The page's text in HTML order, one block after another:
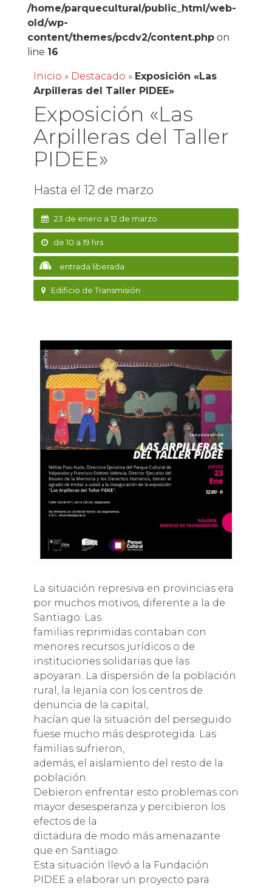
/home/parquecultural/public_html/web-
old/wp-
content/themes/pcdv2/content.phpon
line 16
Inicio » Destacado » Exposición «Las
Arpilleras del Taller PIDEE»
Exposición «Las
Arpilleras del Taller
PIDEE»
Hasta el 12 de marzo
23 de enero a 12 de marzo
de 10 a 19 hrs
entrada liberada
Edificio de Transmisión
La situación represiva en provincias era
por muchos motivos, diferente a la de
Santiago. Las
familias reprimidas contaban con
menores recursos jurídicos o de
instituciones solidarias que las
apoyaran. La dispersión de la población
rural, la lejanía con los centros de
denuncia de la capital,
hacían que la situación del perseguido
fuese mucho más desprotegida. Las
familias sufrieron,
además, el aislamiento del resto de la
población.
Debieron enfrentar esto problemas con
mayor desesperanza y percibieron los
efectos de la
dictadura de modo más amenazante
que en Santiago.
Esta situación llevó a la Fundación
PIDEE a elaborar un proyecto para